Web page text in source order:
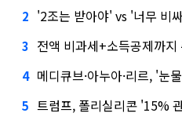
2 '2조는 받아야' vs '너무 비
3 전액 비과세+소득공제까
4 메디큐브·아누아·리르, '눈
5 트럼프, 폴리실리콘 '15% 관세'